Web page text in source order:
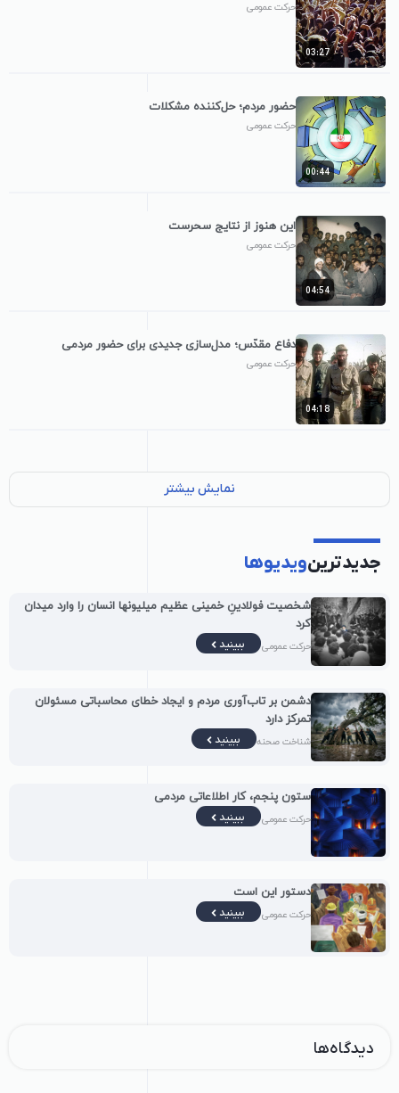
03:27
حرکت عمومی
00:44
حضور مردم؛ حل‌کننده مشکلات
حرکت عمومی
04:54
این هنوز از نتایج سحرست
حرکت عمومی
04:18
دفاع مقدّس؛ مدل‌سازی جدیدی برای حضور مردمی
حرکت عمومی
نمایش بیشتر
جدیدترینویدیوها
شخصیت فولادینِ خمینی عظیم میلیونها انسان را وارد میدان
کرد
حرکت عمومی ببینید
دشمن بر تاب‌آوری مردم و ایجاد خطای محاسباتی مسئولان
تمرکز دارد
شناخت صحنه ببینید
ستون پنجم، کار اطلاعاتی مردمی
حرکت عمومی ببینید
دستور این است
حرکت عمومی ببینید
دیدگاه‌ها